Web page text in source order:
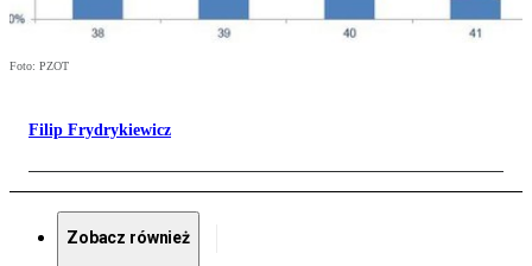
Foto: PZOT
Filip Frydrykiewicz
Zobacz również